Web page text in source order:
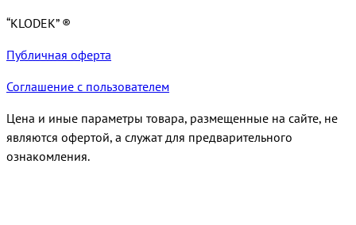
“KLODEK” ®
Публичная оферта
Соглашение с пользователем
Цена и иные параметры товара, размещенные на сайте, не
являются офертой, а служат для предварительного
ознакомления.